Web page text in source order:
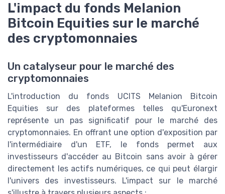
L'impact du fonds Melanion
Bitcoin Equities sur le marché
des cryptomonnaies
Un catalyseur pour le marché des
cryptomonnaies
L'introduction du fonds UCITS Melanion Bitcoin
Equities sur des plateformes telles qu'Euronext
représente un pas significatif pour le marché des
cryptomonnaies. En offrant une option d'exposition par
l'intermédiaire d'un ETF, le fonds permet aux
investisseurs d'accéder au Bitcoin sans avoir à gérer
directement les actifs numériques, ce qui peut élargir
l'univers des investisseurs. L'impact sur le marché